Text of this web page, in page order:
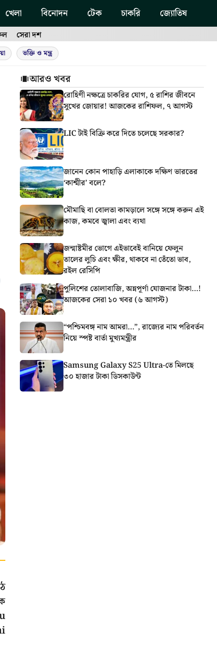
খেলা বিনোদন টেক চাকরি জ্যোতিষ
সেরা দশ
ভক্তি ও মন্ত্র
আরও খবর
রোহিণী নক্ষত্রে চাকরির যোগ, ৫ রাশির জীবনে
সুখের জোয়ার! আজকের রাশিফল, ৭ আগস্ট
LIC টাই বিক্রি করে দিতে চলেছে সরকার?
জানেন কোন পাহাড়ি এলাকাকে দক্ষিণ ভারতের
‘কাশ্মীর’ বলে?
মৌমাছি বা বোলতা কামড়ালে সঙ্গে সঙ্গে করুন এই
কাজ, কমবে জ্বালা এবং ব্যথা
জন্মাষ্টমীর ভোগে এইভাবেই বানিয়ে ফেলুন
তালের লুচি এবং ক্ষীর, থাকবে না তেঁতো ভাব,
রইল রেসিপি
পুলিশের তোলাবাজি, অন্নপূর্ণা যোজনার টাকা…!
আজকের সেরা ১০ খবর (৬ আগস্ট)
“পশ্চিমবঙ্গ নাম আমরা…”, রাজ্যের নাম পরিবর্তন
নিয়ে স্পষ্ট বার্তা মুখ্যমন্ত্রীর
Samsung Galaxy S25 Ultra-তে মিলছে
৩০ হাজার টাকা ডিসকাউন্ট